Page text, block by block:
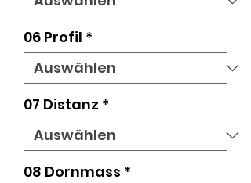
06 Profil *
07 Distanz *
08 Dornmass *